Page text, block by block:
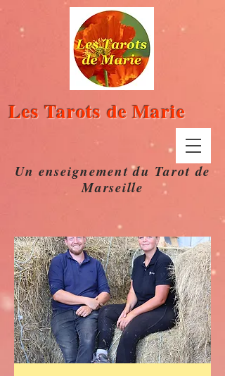
Un enseignement du Tarot de
Marseille
Les Tarots de Marie